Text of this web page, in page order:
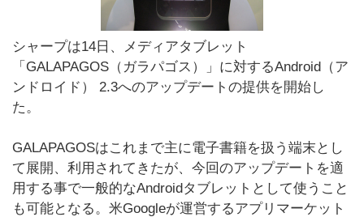
シャープは14日、メディアタブレット
「GALAPAGOS（ガラパゴス）」に対するAndroid（ア
ンドロイド） 2.3へのアップデートの提供を開始し
た。
GALAPAGOSはこれまで主に電子書籍を扱う端末とし
て展開、利用されてきたが、今回のアップデートを適
用する事で一般的なAndroidタブレットとして使うこと
も可能となる。米Googleが運営するアプリマーケット